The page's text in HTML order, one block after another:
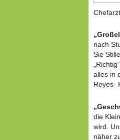
nach
Sie
alles in
Reyes-
die
wird.
näher